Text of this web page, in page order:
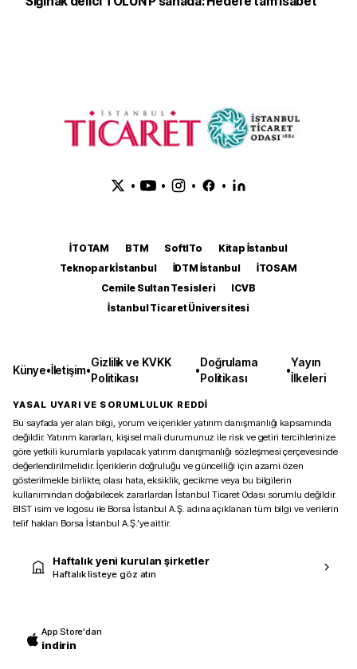
• • • •
İTOTAM BTM SoftITo
Kitap İstanbul
Teknopark İstanbul
İDTM İstanbul
İTOSAM
Cemile Sultan Tesisleri
ICVB
İstanbul Ticaret Üniversitesi
Künye•İletişim•
Gizlilik ve KVKK
Politikası
•
Doğrulama
Politikası
•
Yayın
İlkeleri
YASAL UYARI VE SORUMLULUK REDDİ
Bu sayfada yer alan bilgi, yorum ve içerikler yatırım danışmanlığı kapsamında
değildir. Yatırım kararları, kişisel mali durumunuz ile risk ve getiri tercihlerinize
göre yetkili kurumlarla yapılacak yatırım danışmanlığı sözleşmesi çerçevesinde
değerlendirilmelidir. İçeriklerin doğruluğu ve güncelliği için azami özen
gösterilmekle birlikte, olası hata, eksiklik, gecikme veya bu bilgilerin
kullanımından doğabilecek zararlardan İstanbul Ticaret Odası sorumlu değildir.
BIST isim ve logosu ile Borsa İstanbul A.Ş. adına açıklanan tüm bilgi ve verilerin
telif hakları Borsa İstanbul A.Ş.’ye aittir.
Haftalık yeni kurulan şirketler
Haftalık listeye göz atın
App Store'dan
indirin